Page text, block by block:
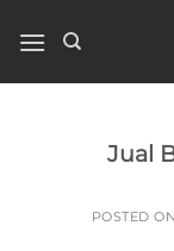
Jual
POSTED ON